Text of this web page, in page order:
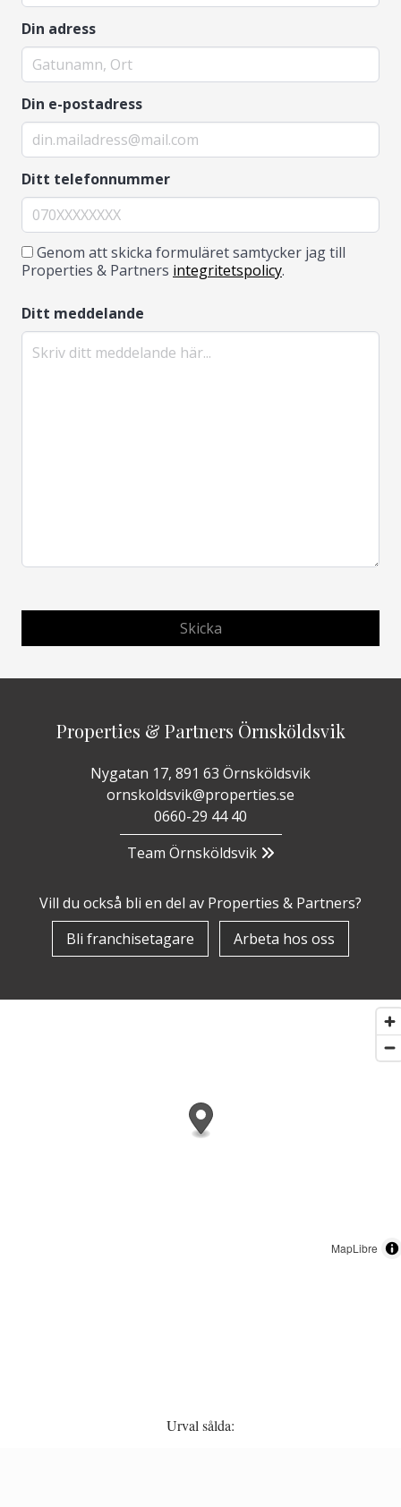
Din adress
Din e-postadress
Ditt telefonnummer
Genom att skicka formuläret samtycker jag till
Properties & Partners integritetspolicy.
Ditt meddelande
Properties & Partners Örnsköldsvik
Nygatan 17, 891 63 Örnsköldsvik
ornskoldsvik@properties.se
0660-29 44 40
Team Örnsköldsvik
Vill du också bli en del av Properties & Partners?
Bli franchisetagare
Arbeta hos oss
MapLibre
Urval sålda: